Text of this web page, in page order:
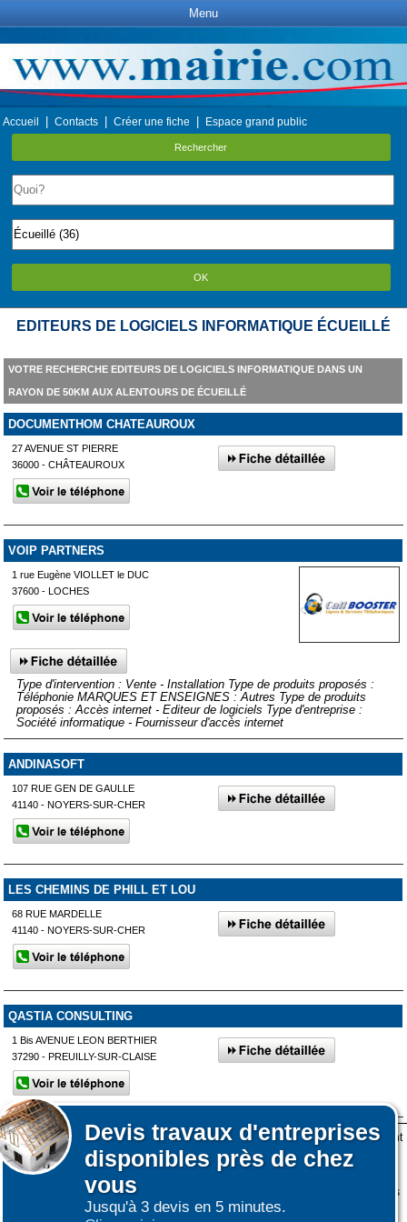
Menu
Accueil Contacts Créer une fiche Espace grand public
Rechercher
OK
EDITEURS DE LOGICIELS INFORMATIQUE ÉCUEILLÉ
Devis travaux d'entreprises
disponibles près de chez
vous
Jusqu'à 3 devis en 5 minutes.
VOTRE RECHERCHE EDITEURS DE LOGICIELS INFORMATIQUE DANS UN
RAYON DE 50KM AUX ALENTOURS DE ÉCUEILLÉ
DOCUMENTHOM CHATEAUROUX
27 AVENUE ST PIERRE
36000 - CHÂTEAUROUX
VOIP PARTNERS
1 rue Eugène VIOLLET le DUC
37600 - LOCHES
Type d'intervention : Vente - Installation Type de produits proposés :
Téléphonie MARQUES ET ENSEIGNES : Autres Type de produits
proposés : Accès internet - Editeur de logiciels Type d'entreprise :
Société informatique - Fournisseur d'accès internet
ANDINASOFT
107 RUE GEN DE GAULLE
41140 - NOYERS-SUR-CHER
LES CHEMINS DE PHILL ET LOU
68 RUE MARDELLE
41140 - NOYERS-SUR-CHER
QASTIA CONSULTING
1 Bis AVENUE LEON BERTHIER
37290 - PREUILLY-SUR-CLAISE
Afficher plus de prestataires dans un rayon de 50km autour de
Écueillé
Affiner votre recherche
Lors de votre visite sur notre site des fichiers informatiques nommés cookies sont
déposés sur votre terminal. Ces cookies sont utilisés pour la navigation, le
fonctionnement du site et les mesures d'audience pour l'éditeur.
Nous ne collectons pas vos données personnelles au travers des cookies à des
fins publicitaires ni pour nous ni pour des tiers.